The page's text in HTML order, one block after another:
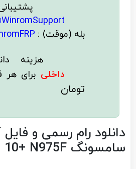
WinromSupport@
بله (موقت) :
هزینه
داخلی برای هر
تومان
دانلود رام رسمی و
سامسونگ Galaxy Note 10+ N975F